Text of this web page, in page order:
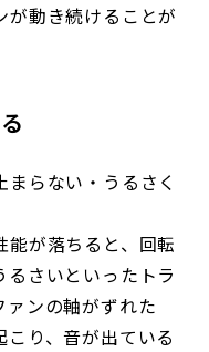
が動き続けることが
らない・うるさく
が落ちると、回転
さいといったトラ
ァンの軸がずれた
り、音が出ている